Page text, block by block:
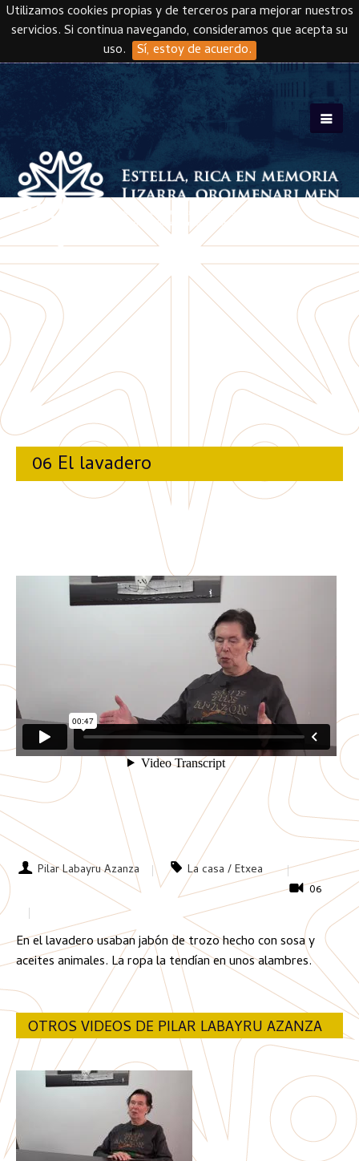
Utilizamos cookies propias y de terceros para mejorar nuestros
servicios. Si continua navegando, consideramos que acepta su
uso. Sí, estoy de acuerdo.
Skip to main content
06 El lavadero
Pilar Labayru Azanza
La casa / Etxea
06
En el lavadero usaban jabón de trozo hecho con sosa y
aceites animales. La ropa la tendían en unos alambres.
OTROS VIDEOS DE PILAR LABAYRU AZANZA